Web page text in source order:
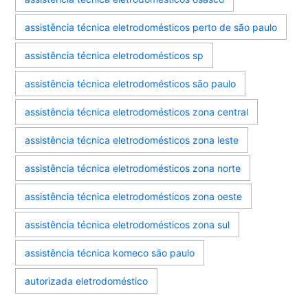
assistência técnica eletrodomésticos perto de são paulo
assistência técnica eletrodomésticos sp
assistência técnica eletrodomésticos são paulo
assistência técnica eletrodomésticos zona central
assistência técnica eletrodomésticos zona leste
assistência técnica eletrodomésticos zona norte
assistência técnica eletrodomésticos zona oeste
assistência técnica eletrodomésticos zona sul
assistência técnica komeco são paulo
autorizada eletrodoméstico